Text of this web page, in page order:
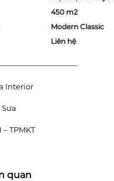
450 m2
Modern Classic
Liên hệ
Interior
– TPMKT
quan